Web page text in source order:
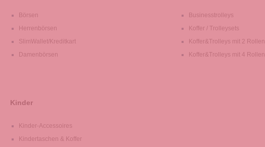
Börsen
Herrenbörsen
SlimWallet/Kreditkart
Damenbörsen
Businesstrolleys
Koffer / Trolleysets
Koffer&Trolleys mit 2 Rollen
Koffer&Trolleys mit 4 Rollen
Kinder
Kinder-Accessoires
Kindertaschen & Koffer